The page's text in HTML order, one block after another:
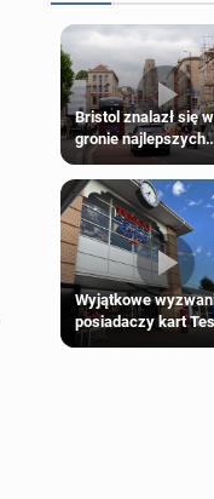
Bristol znalazł się w
gronie najlepszych
kierunków podróży
świecie
Wyjątkowe
posiadaczy kart
Clubcard!